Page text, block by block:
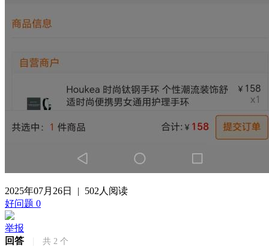
2025年07月26日 |
502人阅读
好问题 0
举报
回答
共 2 个